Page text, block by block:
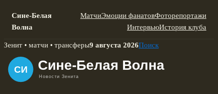
Сине-Белая
Волна
МатчиЭмоции фанатовФоторепортажи
ИнтервьюИстория клуба
Skip
content
Зенит • матчи • трансферы9 августа 2026Поиск